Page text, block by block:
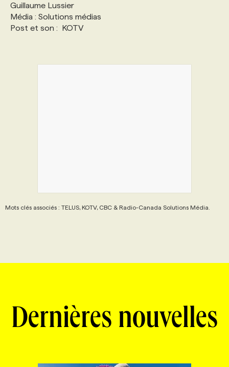
Guillaume Lussier
Média : Solutions médias
Post et son : KOTV
Mots clés associés : TELUS, KOTV, CBC & Radio-Canada Solutions Média.
Dernières nouvelles